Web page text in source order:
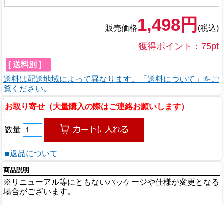
販売価格1,498円 (税込)
獲得ポイント：75pt
[ 送料別 ]
送料は配送地域によって異なります。「送料について」をご
覧ください。
お取り寄せ（大量購入の際はご連絡お願いします）
数量
■返品について
商品説明
※リニューアル等にともないパッケージや仕様が変更となる
場合がございます。